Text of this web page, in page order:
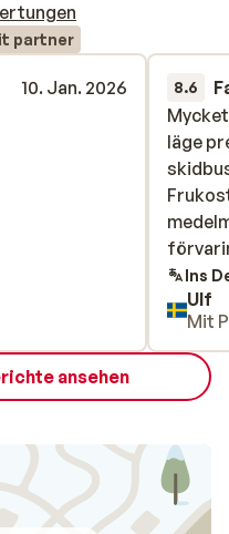
partner
10. Jan. 2026
8.6
läge
läge
Ins
Ulf
Mit
ansehen